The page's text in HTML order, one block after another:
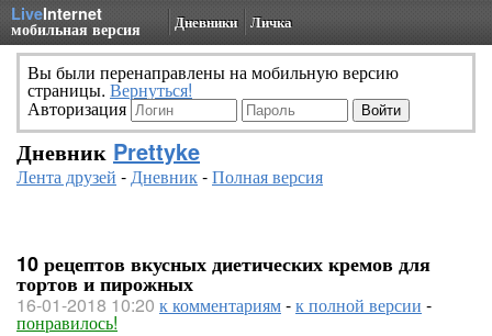
LiveInternet
мобильная версия Дневники Личка
Вы были перенаправлены на мобильную версию
страницы. Вернуться!
Авторизация
Дневник Prettyke
Лента друзей -Дневник-Полная версия
10 рецептов вкусных диетических кремов для
тортов и пирожных
16-01-2018 10:20 к комментариям-к полной версии -
понравилось!